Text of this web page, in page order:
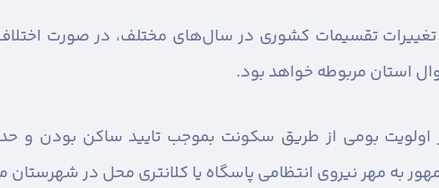
تغییرات تقسیمات کشوری در سال‌های مختلف، در صورت
استان مربوطه خواهد بود.
اولویت بومی از طریق سکونت بموجب تایید ساکن بودن و
به مهر نیروی انتظامی پاسگاه یا کلانتری محل در شهرستان